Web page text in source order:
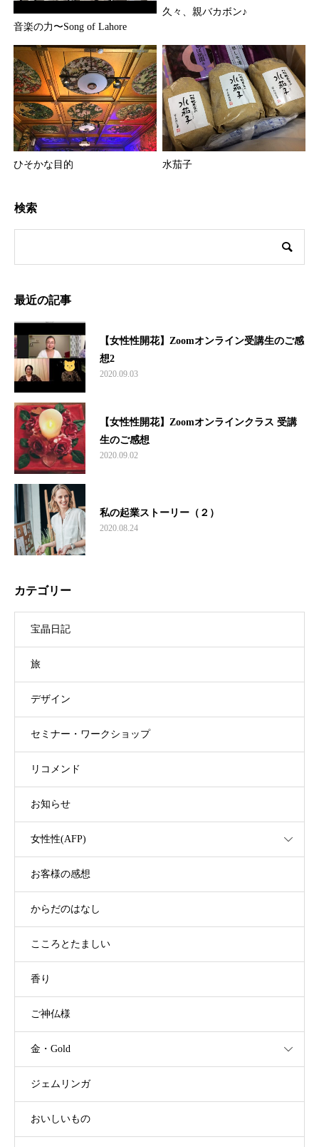
音楽の力〜Song of Lahore
久々、親バカボン♪
ひそかな目的 水茄子
検索
最近の記事
【女性性開花】Zoomオンライン受講生のご感
想2
2020.09.03
【女性性開花】Zoomオンラインクラス 受講
生のご感想
2020.09.02
私の起業ストーリー（２）
2020.08.24
カテゴリー
宝晶日記
旅
デザイン
セミナー・ワークショップ
リコメンド
お知らせ
女性性(AFP)
お客様の感想
からだのはなし
こころとたましい
香り
ご神仏様
金・Gold
ジェムリンガ
おいしいもの